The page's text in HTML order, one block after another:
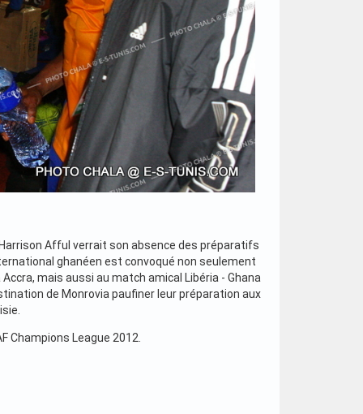
Afful verrait son absence des préparatifs
ghanéen est convoqué non seulement
mais aussi au match amical Libéria - Ghana
de Monrovia paufiner leur préparation aux
Champions League 2012.